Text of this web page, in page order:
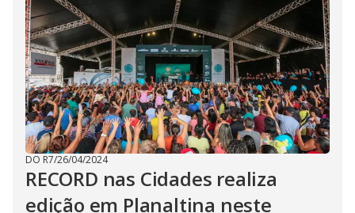
DO R7/26/04/2024
RECORD nas Cidades realiza
edição em Planaltina neste